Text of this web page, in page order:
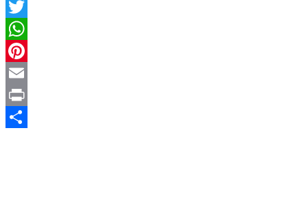
Facebook
Twitter
WhatsApp
Pinterest
Email
Print